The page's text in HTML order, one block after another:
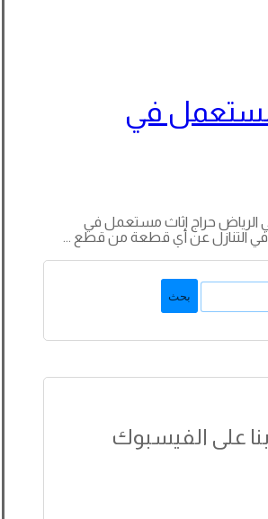
مستعمل في
الرياض حراج اثاث مستعمل في
في التنازل عن أي قطعة من قطع ...
على الفيسبوك